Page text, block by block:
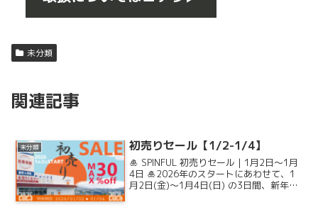
未分類
関連記事
未分類 初売りセール【1/2-1/4】
🎍 SPINFUL 初売りセール｜1月2日〜1月
4日 🎍2026年のスタートにあわせて、1
月2日(金)〜1月4日(日) の3日間、新年恒